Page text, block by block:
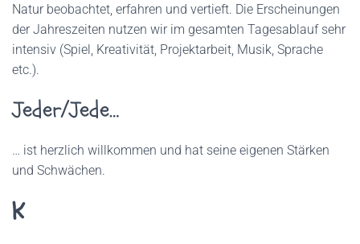
Natur beobachtet, erfahren und vertieft. Die Erscheinungen
der Jahreszeiten nutzen wir im gesamten Tagesablauf sehr
intensiv (Spiel, Kreativität, Projektarbeit, Musik, Sprache
etc.).
Jeder/Jede…
… ist herzlich willkommen und hat seine eigenen Stärken
und Schwächen.
K